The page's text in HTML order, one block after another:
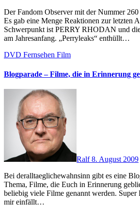
Der Fandom Observer mit der Nummer 260 ist soeben erschienen.
Es gab eine Menge Reaktionen zur letzten
Schwerpunkt ist PERRY RHODAN und
am Jahresanfang. „Perryleaks“ enthüllt…
DVD Fernsehen Film
Blogparade – Filme, die in Erinnerung
Ralf8. August 2009
Bei deralltaeglichewahnsinn gibt es eine Blogparade mit dem
Thema, Filme, die Euch in Erinnerung
beliebig viele Filme genannt werden. Super
mir einfällt…